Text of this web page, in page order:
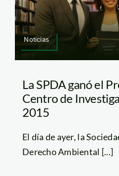
Noticias
La SPDA ganó el
Centro de
2015
El día de ayer, la
Derecho Ambiental [...]